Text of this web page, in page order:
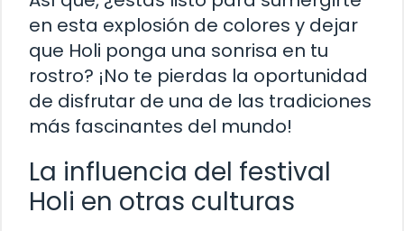
en esta explosión de colores y dejar
que Holi ponga una sonrisa en tu
rostro? ¡No te pierdas la oportunidad
de disfrutar de una de las tradiciones
más fascinantes del mundo!
La influencia del festival
Holi en otras culturas